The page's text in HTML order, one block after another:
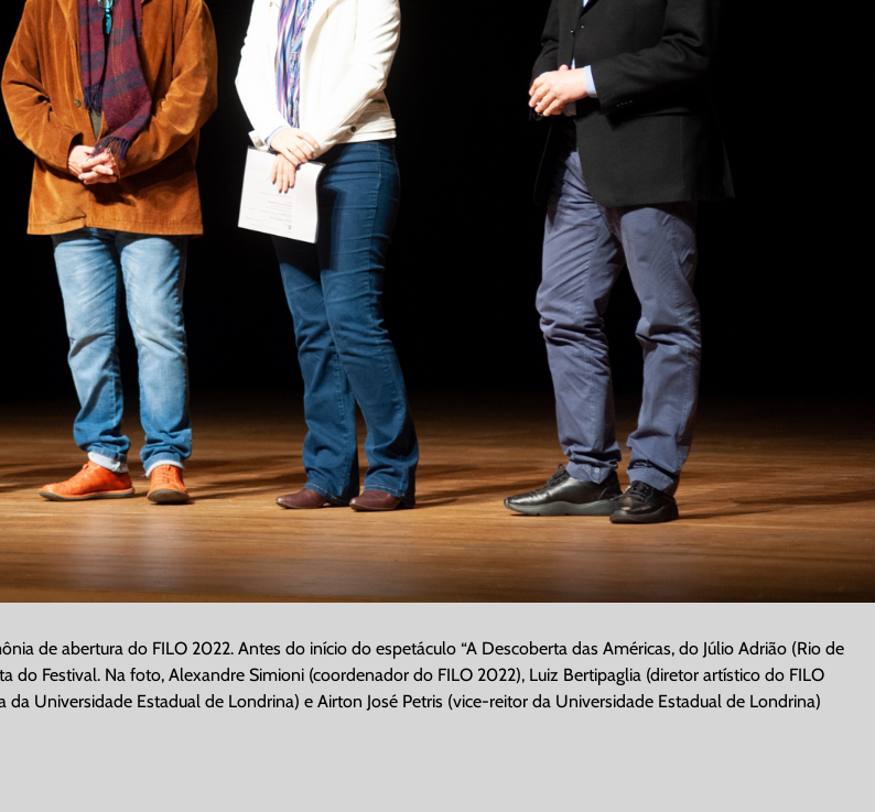
de abertura do FILO 2022. Antes do início do espetáculo “A Descoberta das Américas, do Júlio Adrião (Rio de
do Festival. Na foto, Alexandre Simioni (coordenador do FILO 2022), Luiz Bertipaglia (diretor artístico do FILO
Universidade Estadual de Londrina) e Airton José Petris (vice-reitor da Universidade Estadual de Londrina)